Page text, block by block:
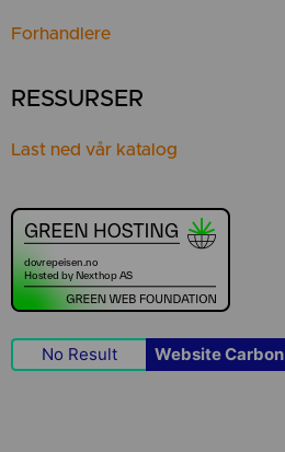
Forhandlere
RESSURSER
Last ned vår katalog
No Result Website Carbon